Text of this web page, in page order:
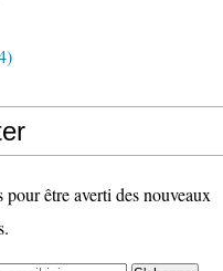
être averti des nouveaux